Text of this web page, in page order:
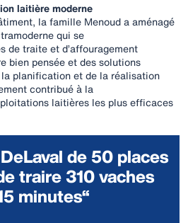
laitière moderne
la famille Menoud a aménagé
qui se
de traite et d’affouragement
bien pensée et des solutions
planification et de la réalisation
contribué à la
laitières les plus efficaces
de 50 places
traire 310 vaches
minutes“